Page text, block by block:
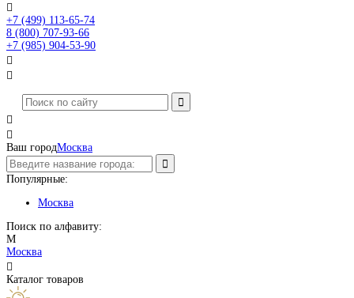

+7 (499) 113-65-74
8 (800) 707-93-66
+7 (985) 904-53-90




Ваш городМосква
Популярные:
Москва
Поиск по алфавиту:
М
Москва

Каталог товаров